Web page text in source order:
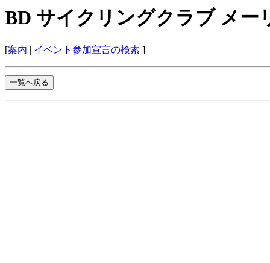
BD サイクリングクラブ メー
[案内 | イベント参加宣言の検索 ]